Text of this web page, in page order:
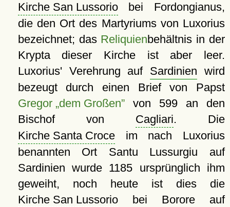
Kirche San Lussoriobei Fordongianus,
die den Ort des Martyriums von Luxorius
bezeichnet; das Reliquienbehältnis in der
Krypta dieser Kirche ist aber leer.
Luxorius' Verehrung auf Sardinien wird
bezeugt durch einen Brief von Papst
Gregor „dem Großen”von 599 an den
Bischof von Cagliari. Die
Kirche Santa Croceim nach Luxorius
benannten Ort Santu Lussurgiu auf
Sardinien wurde 1185 ursprünglich ihm
geweiht, noch heute ist dies die
Kirche San Lussoriobei Borore auf